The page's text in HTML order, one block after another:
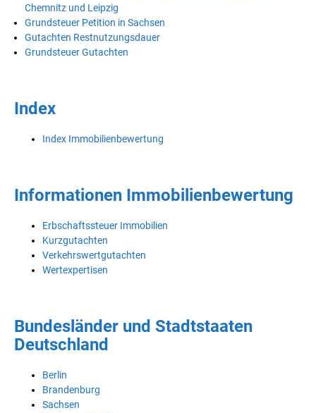
Chemnitz und Leipzig
Grundsteuer Petition in Sachsen
Gutachten Restnutzungsdauer
Grundsteuer Gutachten
Index
Index Immobilienbewertung
Informationen Immobilienbewertung
Erbschaftssteuer Immobilien
Kurzgutachten
Verkehrswertgutachten
Wertexpertisen
Bundesländer und Stadtstaaten
Deutschland
Berlin
Brandenburg
Sachsen